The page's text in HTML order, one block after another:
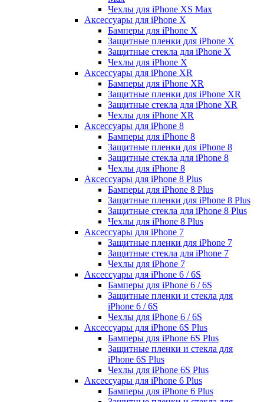
Чехлы для iPhone XS Max
Аксессуары для iPhone X
Бамперы для iPhone X
Защитные пленки для iPhone X
Защитные стекла для iPhone X
Чехлы для iPhone X
Аксессуары для iPhone XR
Бамперы для iPhone XR
Защитные пленки для iPhone XR
Защитные стекла для iPhone XR
Чехлы для iPhone XR
Аксессуары для iPhone 8
Бамперы для iPhone 8
Защитные пленки для iPhone 8
Защитные стекла для iPhone 8
Чехлы для iPhone 8
Аксессуары для iPhone 8 Plus
Бамперы для iPhone 8 Plus
Защитные пленки для iPhone 8 Plus
Защитные стекла для iPhone 8 Plus
Чехлы для iPhone 8 Plus
Аксессуары для iPhone 7
Защитные пленки для iPhone 7
Защитные стекла для iPhone 7
Чехлы для iPhone 7
Аксессуары для iPhone 6 / 6S
Бамперы для iPhone 6 / 6S
Защитные пленки и стекла для
iPhone 6 / 6S
Чехлы для iPhone 6 / 6S
Аксессуары для iPhone 6S Plus
Бамперы для iPhone 6S Plus
Защитные пленки и стекла для
iPhone 6S Plus
Чехлы для iPhone 6S Plus
Аксессуары для iPhone 6 Plus
Бамперы для iPhone 6 Plus